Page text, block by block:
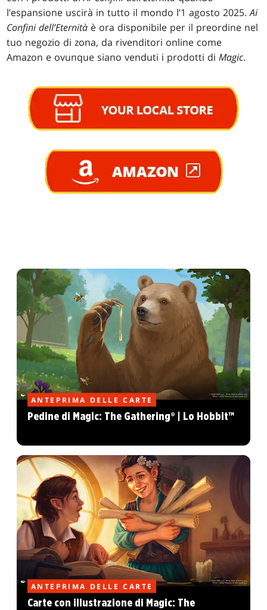
l’espansione uscirà in tutto il mondo l’1 agosto 2025.Ai
Confini dell’Eternità è ora disponibile per il preordine nel
tuo negozio di zona, da rivenditori online come
Amazon e ovunque siano venduti i prodotti diMagic.
ANTEPRIMA DELLE CARTE
Pedine di Magic: The Gathering® | Lo Hobbit™
ANTEPRIMA DELLE CARTE
Carte con illustrazione di Magic: The